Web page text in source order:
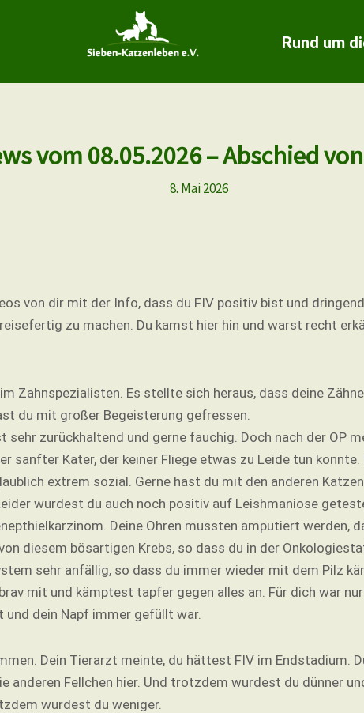
Rund um
vom 08.05.2026 – Abschied
8. Mai 2026
von dir mit der Info, dass du FIV positiv bist und
zu machen. Du kamst hier hin und warst recht
Zahnspezialisten. Es stellte sich heraus, dass deine
du mit großer Begeisterung gefressen.
zurückhaltend und gerne fauchig. Doch nach der OP
sanfter Kater, der keiner Fliege etwas zu Leide tun
extrem sozial. Gerne hast du mit den anderen
wurdest du auch noch positiv auf Leishmaniose
Deine Ohren mussten amputiert werden,
diesem bösartigen Krebs, so dass du in der
sehr anfällig, so dass du immer wieder mit dem Pilz
mit und kämptest tapfer gegen alles an. Für dich war
und dein Napf immer gefüllt war.
Dein Tierarzt meinte, du hättest FIV im Endstadium.
Fellchen hier. Und trotzdem wurdest du dünner
wurdest du weniger.